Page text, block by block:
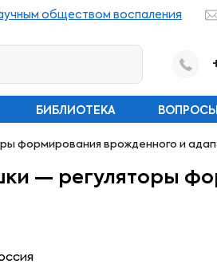
обществом воспаления
БИБЛИОТЕКА
формирования врожденного и
— регуляторы